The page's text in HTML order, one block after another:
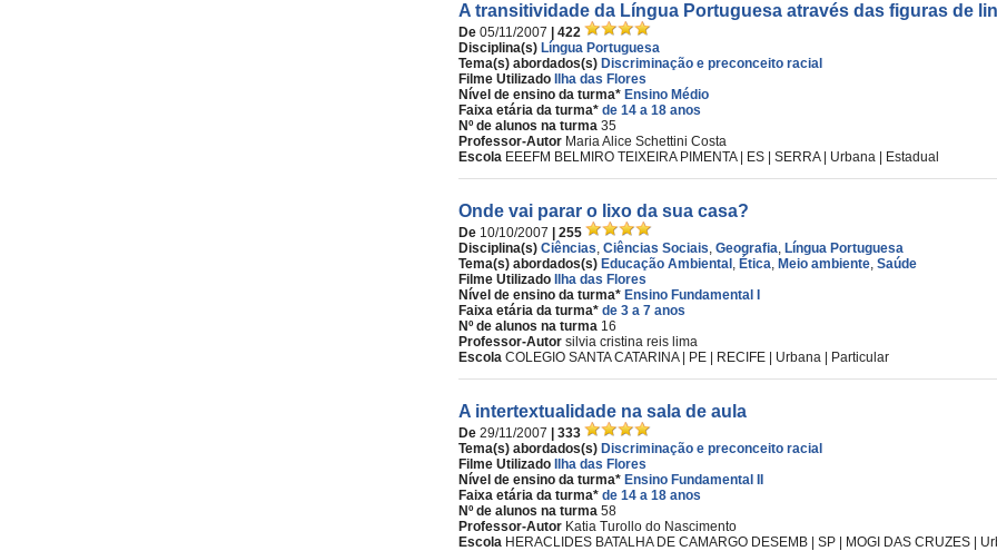
A transitividade da Língua Portuguesa através das figuras de
De 05/11/2007
| 422
Disciplina(s) Língua Portuguesa
Tema(s) abordados(s) Discriminação e preconceito racial
Filme Utilizado
Ilha das Flores
Nível de ensino da turma* Ensino Médio
Faixa etária da turma* de 14 a 18 anos
Nº de alunos na turma 35
Professor-Autor Maria Alice Schettini Costa
Escola EEEFM BELMIRO TEIXEIRA PIMENTA | ES | SERRA | Urbana | Estadual
Onde vai parar o lixo da sua casa?
De 10/10/2007
| 255
Disciplina(s) Ciências, Ciências Sociais, Geografia, Língua Portuguesa
Tema(s) abordados(s) Educação Ambiental , Ética, Meio ambiente, Saúde
Filme Utilizado
Ilha das Flores
Nível de ensino da turma* Ensino Fundamental I
Faixa etária da turma* de 3 a 7 anos
Nº de alunos na turma 16
Professor-Autor silvia cristina reis lima
Escola COLEGIO SANTA CATARINA | PE | RECIFE | Urbana | Particular
A intertextualidade na sala de aula
De 29/11/2007
| 333
Tema(s) abordados(s) Discriminação e preconceito racial
Filme Utilizado
Ilha das Flores
Nível de ensino da turma* Ensino Fundamental II
Faixa etária da turma* de 14 a 18 anos
Nº de alunos na turma 58
Professor-Autor Katia Turollo do Nascimento
Escola HERACLIDES BATALHA DE CAMARGO DESEMB | SP | MOGI DAS CRUZES |